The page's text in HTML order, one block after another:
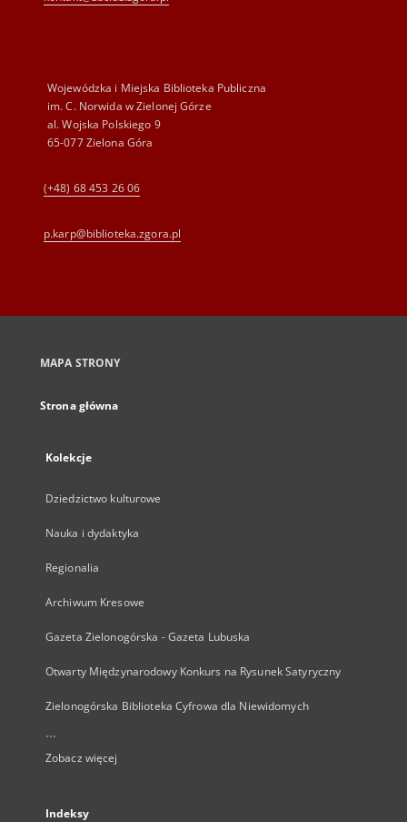
Wojewódzka i Miejska Biblioteka Publiczna
im. C. Norwida w Zielonej Górze
al. Wojska Polskiego 9
65-077 Zielona Góra
(+48) 68 453 26 06
p.karp@biblioteka.zgora.pl
MAPA STRONY
Strona główna
Kolekcje
Dziedzictwo kulturowe
Nauka i dydaktyka
Regionalia
Archiwum Kresowe
Gazeta Zielonogórska - Gazeta Lubuska
Otwarty Międzynarodowy Konkurs na Rysunek Satyryczny
Zielonogórska Biblioteka Cyfrowa dla Niewidomych
...
Zobacz więcej
Indeksy